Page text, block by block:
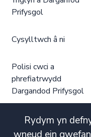
Rydym yn
Prifysgol
Cysylltwch â ni
Polisi cwci a
phrefiatrwydd
Dargandod Prifysgol